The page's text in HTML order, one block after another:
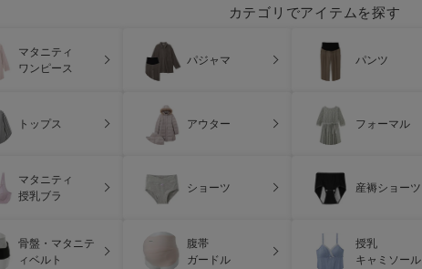
カテゴリでアイテムを探す
マタニティ
ワンピース
パジャマ パンツ
トップス アウター フォーマル
マタニティ
授乳ブラ
ショーツ 産褥ショーツ
骨盤・マタニテ
ィベルト
腹帯
ガードル
授乳
キャミソール